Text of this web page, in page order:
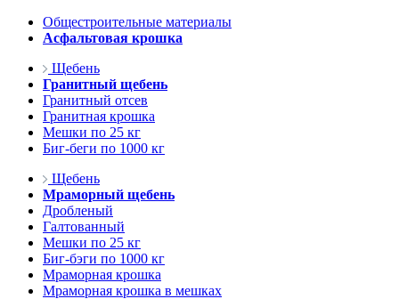
Общестроительные материалы
Асфальтовая крошка
Щебень
Гранитный щебень
Гранитный отсев
Гранитная крошка
Мешки по 25 кг
Биг-беги по 1000 кг
Щебень
Мраморный щебень
Дробленый
Галтованный
Мешки по 25 кг
Биг-бэги по 1000 кг
Мраморная крошка
Мраморная крошка в мешках